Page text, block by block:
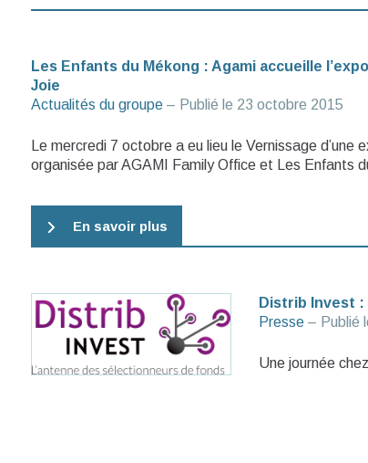
Les Enfants du Mékong : Agami accueille
Joie
Actualités du groupe – Publié le 23 octobre 2015
Le mercredi 7 octobre a eu lieu le Vernissage d’une
organisée par AGAMI Family Office et Les Enfants
En savoir plus
Distrib Invest :
Presse – Publié
Une journée